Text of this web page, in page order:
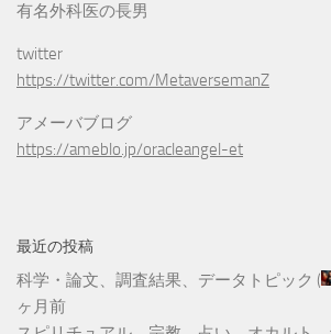
有名外科医の長男
twitter
https://twitter.com/MetaversemanZ
アメーバブログ
https://ameblo.jp/oracleangel-et
最近の投稿
科学・論文、調査結果、データトピック (
ヶ月前